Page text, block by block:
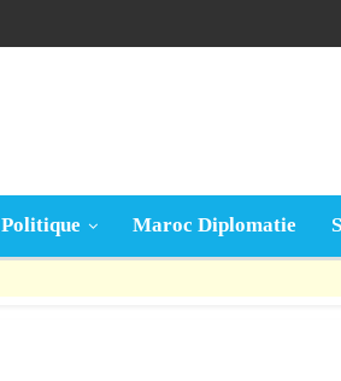
Politique Maroc Diplomatie